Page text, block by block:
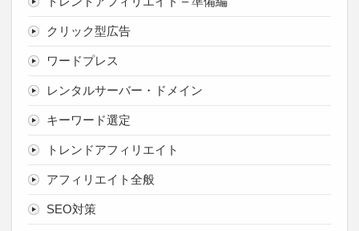
クリック型広告
ワードプレス
レンタルサーバー・ドメイン
キーワード選定
トレンドアフィリエイト
アフィリエイト全般
SEO対策